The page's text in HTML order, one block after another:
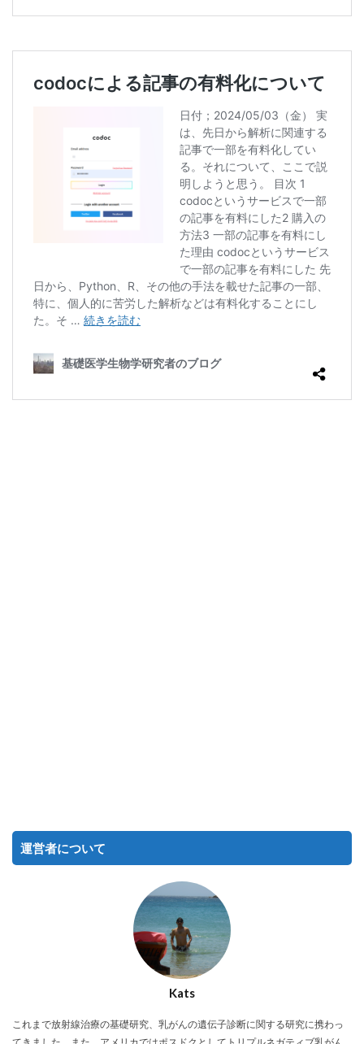
運営者について
Kats
これまで放射線治療の基礎研究、乳がんの遺伝子診断に関する研究に携わっ